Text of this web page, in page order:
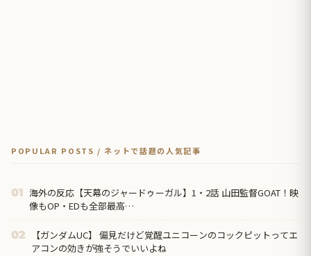
POPULAR POSTS / ネットで話題の人気記事
01 海外の反応【天幕のジャードゥーガル】1・2話 山田監督GOAT！映
像もOP・EDも全部最高…
02
【ガンダムUC】 偏見だけど覚醒ユニコーンのコックピットってエ
アコンの効きが強そうでいいよね